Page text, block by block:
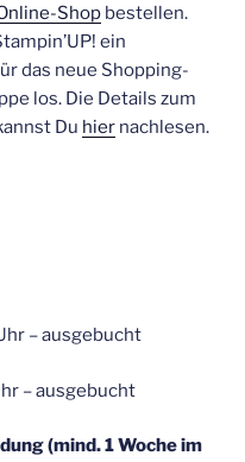
Shop bestellen.
ein
das neue Shopping-
los. Die Details zum
Du hier nachlesen.
– ausgebucht
– ausgebucht
(mind. 1 Woche im